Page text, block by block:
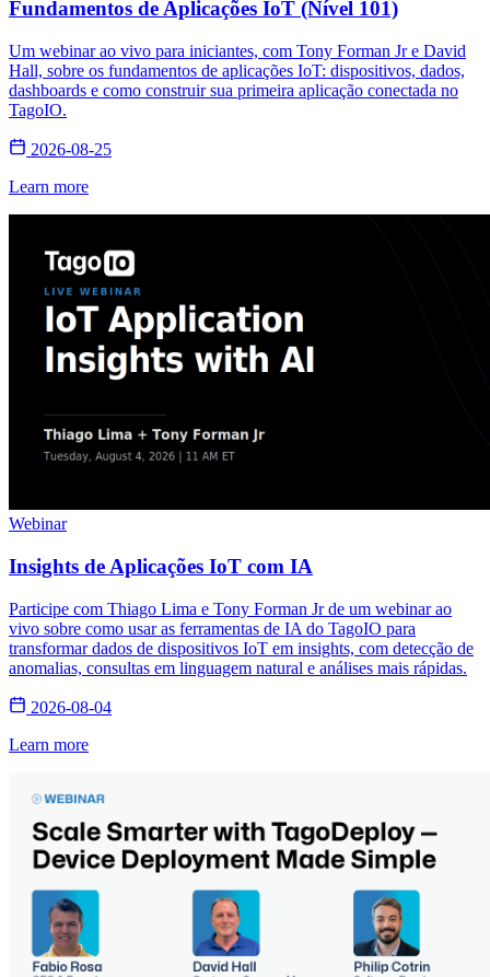
Fundamentos de Aplicações IoT (Nível 101)
Um webinar ao vivo para iniciantes, com Tony Forman Jr e David
Hall, sobre os fundamentos de aplicações IoT: dispositivos, dados,
dashboards e como construir sua primeira aplicação conectada no
TagoIO.
2026-08-25
Learn more
Webinar
Insights de Aplicações IoT com IA
Participe com Thiago Lima e Tony Forman Jr de um webinar ao
vivo sobre como usar as ferramentas de IA do TagoIO para
transformar dados de dispositivos IoT em insights, com detecção de
anomalias, consultas em linguagem natural e análises mais rápidas.
2026-08-04
Learn more